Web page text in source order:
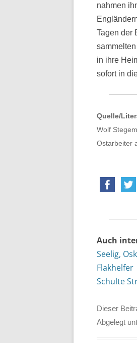
nahmen
Tagen der
in ihre
sofort in
Quelle/
Wolf
Ostarbeiter
Auch
Seelig,
Flakhelfer
Schulte
Dieser
Abgelegt